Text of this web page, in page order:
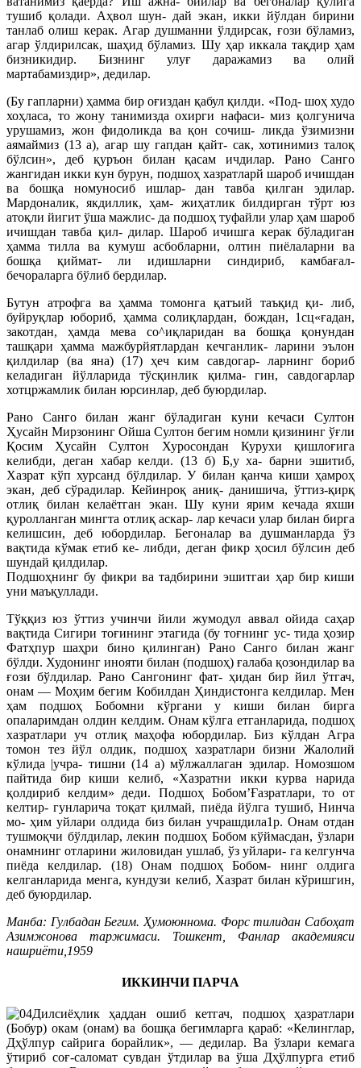
тушиб қолади. Аҳвол шун- дай экан, икки йўлдан бирини
танлаб олиш керак. Агар душманни ўлдирсак, ғози бўламиз,
агар ўлдирилсак, шаҳид бўламиз. Шу ҳар иккала тақдир ҳам
бизникидир. Бизнинг улуғ даражамиз ва олий
мартабамиздир», дедилар.
(Бу гапларни) ҳамма бир оғиздан қабул қилди. «Под- шоҳ худо
хоҳласа, то жону танимизда охирги нафаси- миз қолгунича
урушамиз, жон фидоликда ва қон сочиш- ликда ўзимизни
аямаймиз (13 а), агар шу гапдан қайт- сак, хотинимиз талоқ
бўлсин», деб қуръон билан қасам ичдилар. Рано Санго
жангидан икки кун бурун, подшоҳ хазратларй шароб ичишдан
ва бошқа номуносиб ишлар- дан тавба қилган эдилар.
Мардоналик, якдиллик, ҳам- жиҳатлик билдирган тўрт юз
атоқли йигит ўша мажлис- да подшоҳ туфайли улар ҳам шароб
ичишдан тавба қил- дилар. Шароб ичишга керак бўладиган
ҳамма тилла ва кумуш асбобларни, олтин пиёлаларни ва
бошқа қиймат- ли идишларни синдириб, камбағал-
бечораларга бўлиб бердилар.
Бутун атрофга ва ҳамма томонга қатъий таъқид қи- либ,
буйруқлар юбориб, ҳамма солиқлардан, бождан, 1сц«ғадан,
закотдан, ҳамда мева со^иқларидан ва бошқа қонундан
ташқари ҳамма мажбурйятлардан кечганлик- ларини эълон
қилдилар (ва яна) (17) ҳеч ким савдогар- ларнинг бориб
келадиган йўлларида тўсқинлик қилма- гин, савдогарлар
хотцржамлик билан юрсинлар, деб буюрдилар.
Рано Санго билан жанг бўладиган куни кечаси Султон
Ҳусайн Мирзонинг Ойша Султон бегим номли қизининг ўғли
Қосим Ҳусайн Султон Хуросондан Курухи қишлоғига
келибди, деган хабар келди. (13 б) Б,у ха- барни эшитиб,
Хазрат кўп хурсанд бўлдилар. У билан қанча киши ҳамроҳ
экан, деб сўрадилар. Кейинроқ аниқ- данишича, ўттиз-қирқ
отлиқ билан келаётган экан. Шу куни ярим кечада яхши
қуролланган мингта отлиқ аскар- лар кечаси улар билан бирга
келишсин, деб юбордилар. Бегоналар ва душманларда ўз
вақтида кўмак етиб ке- либди, деган фикр ҳосил бўлсин деб
шундай қилдилар.
Подшоҳнинг бу фикри ва тадбирини эшитгаи ҳар бир киши
уни маъқуллади.
Тўққиз юз ўттиз учинчи йили жумодул аввал ойида саҳар
вақтида Сигири тоғининг этагида (бу тоғнинг ус- тида ҳозир
Фатҳпур шаҳри бино қилинган) Рано Санго билан жанг
бўлди. Худонинг инояти билан (подшоҳ) ғалаба қозондилар ва
ғози бўлдилар. Рано Сангонинг фат- ҳидан бир йил ўтгач,
онам — Моҳим бегим Кобилдан Ҳиндистонга келдилар. Мен
ҳам подшоҳ Бобомни кўргани у киши билан бирга
опаларимдан олдин келдим. Онам кўлга етганларида, подшоҳ
хазратлари уч отлиқ маҳофа юбордилар. Биз кўлдан Агра
томон тез йўл олдик, подшоҳ хазратлари бизни Жалолий
кўлида |учра- тишни (14 а) мўлжаллаган эдилар. Номозшом
пайтида бир киши келиб, «Хазратни икки курва нарида
қолдириб келдим» деди. Подшоҳ Бобом’Ғазратлари, то от
келтир- гунларича тоқат қилмай, пиёда йўлга тушиб, Нинча
мо- ҳим уйлари олдида биз билан учрашдила1р. Онам отдан
тушмоқчи бўлдилар, лекин подшоҳ Бобом кўймасдан, ўзлари
онамнинг отларини жиловидан ушлаб, ўз уйлари- га келгунча
пиёда келдилар. (18) Онам подшоҳ Бобом- нинг олдига
келганларида менга, кундузи келиб, Хазрат билан кўришгин,
деб буюрдилар.
Манба: Гулбадан Бегим. Ҳумоюннома. Форс тилидан Сабоҳат
Азимжонова таржимаси. Тошкент, Фанлар академияси
нашриёти,1959
ИККИНЧИ ПАРЧА
Дилсиёҳлик ҳаддан ошиб кетгач, подшоҳ ҳазратлари
(Бобур) окам (онам) ва бошқа бегимларга қараб: «Келинглар,
Дҳўлпур сайрига борайлик», — дедилар. Ва ўзлари кемага
ўтириб соғ-саломат сувдан ўтдилар ва ўша Дҳўлпурга етиб